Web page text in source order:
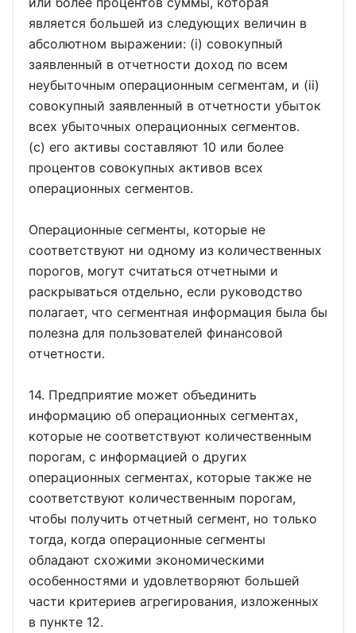
является большей из следующих величин в
абсолютном выражении: (i) совокупный
заявленный в отчетности доход по всем
неубыточным операционным сегментам, и (ii)
совокупный заявленный в отчетности убыток
всех убыточных операционных сегментов.
(c) его активы составляют 10 или более
процентов совокупных активов всех
операционных сегментов.
Операционные сегменты, которые не
соответствуют ни одному из количественных
порогов, могут считаться отчетными и
раскрываться отдельно, если руководство
полагает, что сегментная информация была бы
полезна для пользователей финансовой
отчетности.
14. Предприятие может объединить
информацию об операционных сегментах,
которые не соответствуют количественным
порогам, с информацией о других
операционных сегментах, которые также не
соответствуют количественным порогам,
чтобы получить отчетный сегмент, но только
тогда, когда операционные сегменты
обладают схожими экономическими
особенностями и удовлетворяют большей
части критериев агрегирования, изложенных
в пункте 12.